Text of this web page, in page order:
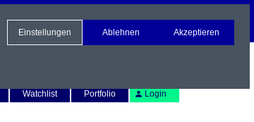
Watchlist Portfolio Login
Einstellungen Ablehnen Akzeptieren